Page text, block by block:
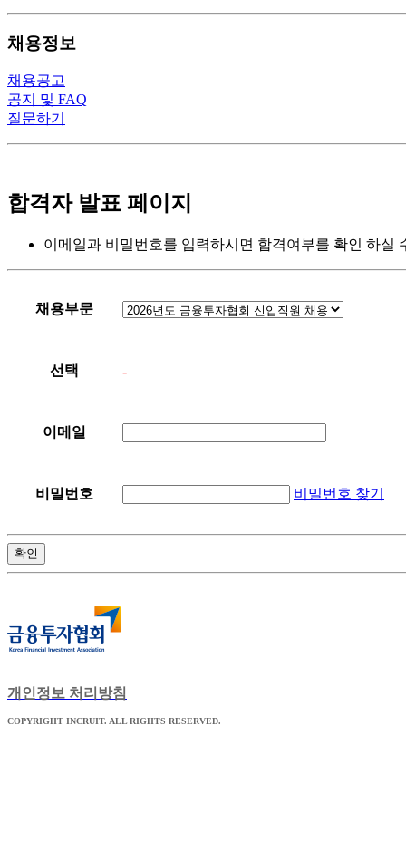
채용정보
채용공고
공지 및 FAQ
질문하기
합격자 발표 페이지
이메일과 비밀번호를 입력하시면 합격여부를 확인 하실
채용부문
선택 -
이메일
비밀번호 비밀번호 찾기
확인
개인정보 처리방침
COPYRIGHT INCRUIT. ALL RIGHTS RESERVED.